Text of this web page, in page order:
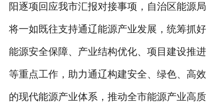
阳逐项回应我市汇报对接事项，自治区能源局
将一如既往支持通辽能源产业发展，统筹抓好
能源安全保障、产业结构优化、项目建设推进
等重点工作，助力通辽构建安全、绿色、高效
的现代能源产业体系，推动全市能源产业高质